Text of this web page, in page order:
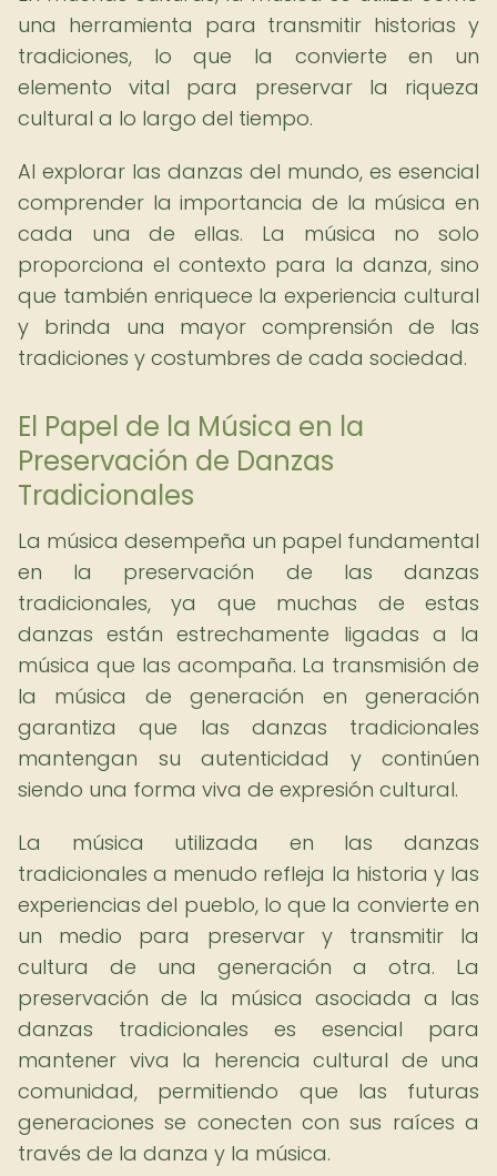
una herramienta para transmitir historias y
tradiciones, lo que la convierte en un
elemento vital para preservar la riqueza
cultural a lo largo del tiempo.
Al explorar las danzas del mundo, es esencial
comprender la importancia de la música en
cada una de ellas. La música no solo
proporciona el contexto para la danza, sino
que también enriquece la experiencia cultural
y brinda una mayor comprensión de las
tradiciones y costumbres de cada sociedad.
El Papel de la Música en la
Preservación de Danzas
Tradicionales
La música desempeña un papel fundamental
en la preservación de las danzas
tradicionales, ya que muchas de estas
danzas están estrechamente ligadas a la
música que las acompaña. La transmisión de
la música de generación en generación
garantiza que las danzas tradicionales
mantengan su autenticidad y continúen
siendo una forma viva de expresión cultural.
La música utilizada en las danzas
tradicionales a menudo refleja la historia y las
experiencias del pueblo, lo que la convierte en
un medio para preservar y transmitir la
cultura de una generación a otra. La
preservación de la música asociada a las
danzas tradicionales es esencial para
mantener viva la herencia cultural de una
comunidad, permitiendo que las futuras
generaciones se conecten con sus raíces a
través de la danza y la música.